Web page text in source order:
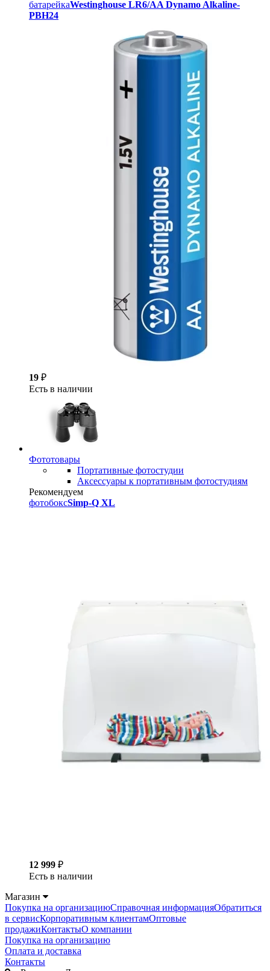
батарейкаWestinghouse LR6/AA Dynamo Alkaline-
PBH24
19 ₽
Есть в наличии
Фототовары
Портативные фотостудии
Аксессуары к портативным фотостудиям
Рекомендуем
фотобоксSimp-Q XL
12 999 ₽
Есть в наличии
Магазин
Покупка на организациюСправочная информацияОбратиться
в сервисКорпоративным клиентамОптовые
продажиКонтактыО компании
Покупка на организацию
Оплата и доставка
Контакты